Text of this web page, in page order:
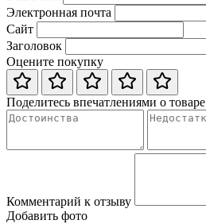
Электронная почта
Сайт
Заголовок
Оцените покупку
Поделитесь впечатлениями о товаре
Комментарий к отзыву
Добавить фото